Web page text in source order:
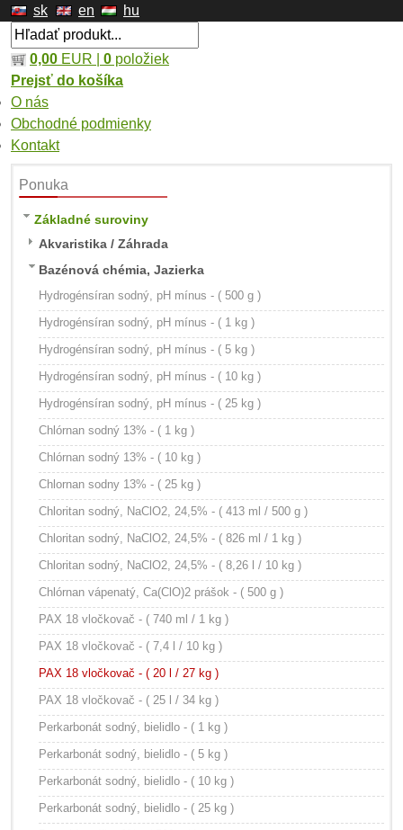
sk en hu
0,00 EUR | 0 položiek
Prejsť do košíka
O nás
Obchodné podmienky
Kontakt
Ponuka
Základné suroviny
Akvaristika / Záhrada
Bazénová chémia, Jazierka
Hydrogénsíran sodný, pH mínus - ( 500 g )
Hydrogénsíran sodný, pH mínus - ( 1 kg )
Hydrogénsíran sodný, pH mínus - ( 5 kg )
Hydrogénsíran sodný, pH mínus - ( 10 kg )
Hydrogénsíran sodný, pH mínus - ( 25 kg )
Chlórnan sodný 13% - ( 1 kg )
Chlórnan sodný 13% - ( 10 kg )
Chlornan sodny 13% - ( 25 kg )
Chloritan sodný, NaClO2, 24,5% - ( 413 ml / 500 g )
Chloritan sodný, NaClO2, 24,5% - ( 826 ml / 1 kg )
Chloritan sodný, NaClO2, 24,5% - ( 8,26 l / 10 kg )
Chlórnan vápenatý, Ca(ClO)2 prášok - ( 500 g )
PAX 18 vločkovač - ( 740 ml / 1 kg )
PAX 18 vločkovač - ( 7,4 l / 10 kg )
PAX 18 vločkovač - ( 20 l / 27 kg )
PAX 18 vločkovač - ( 25 l / 34 kg )
Perkarbonát sodný, bielidlo - ( 1 kg )
Perkarbonát sodný, bielidlo - ( 5 kg )
Perkarbonát sodný, bielidlo - ( 10 kg )
Perkarbonát sodný, bielidlo - ( 25 kg )